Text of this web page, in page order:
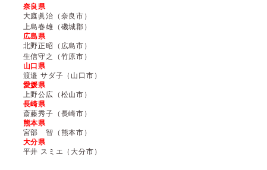
奈良県
大庭眞治（奈良市）
上島春雄（磯城郡）
広島県
北野正昭（広島市）
生信守之（竹原市）
山口県
渡邉 サダ子（山口市）
愛媛県
上野公広（松山市）
長崎県
斎藤秀子（長崎市）
熊本県
宮部 智（熊本市）
大分県
平井 スミエ（大分市）